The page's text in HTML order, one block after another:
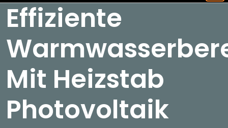
Effiziente
Mit Heizstab
Photovoltaik